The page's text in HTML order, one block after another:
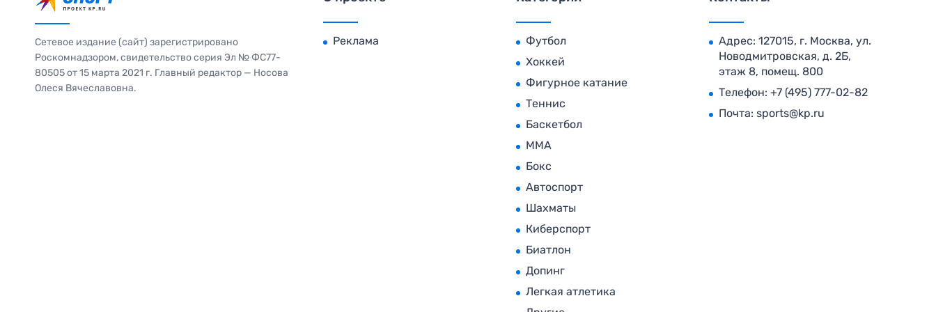
Сетевое издание (сайт) зарегистрировано
Роскомнадзором, свидетельство серия Эл № ФС77-
80505 от 15 марта 2021 г. Главный редактор — Носова
Олеся Вячеславовна.
Реклама
Футбол
Хоккей
Фигурное катание
Теннис
Баскетбол
MMA
Бокс
Автоспорт
Шахматы
Киберспорт
Биатлон
Допинг
Легкая атлетика
Адрес: 127015, г. Москва, ул.
Новодмитровская, д. 2Б,
этаж 8, помещ. 800
Телефон: +7 (495) 777-02-82
Почта: sports@kp.ru